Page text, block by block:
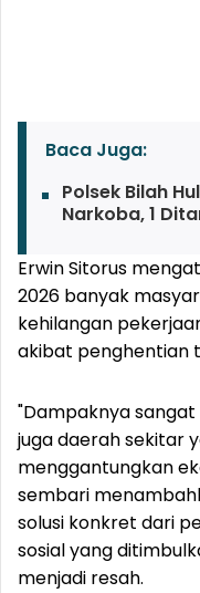
Baca Juga:
Polsek Bilah
Narkoba, 1
Erwin Sitorus
2026 banyak
kehilangan
akibat penghentian
"Dampaknya
juga daerah sekitar
menggantungkan
sembari
solusi konkret dari
sosial yang
menjadi resah.